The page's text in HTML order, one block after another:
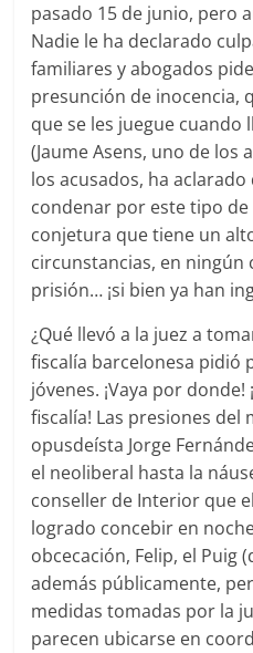
pasado 15 de junio, pero
Nadie le ha declarado
familiares y abogados
presunción de inocencia,
que se les juegue cuando
(Jaume Asens, uno de los
los acusados, ha aclarado
condenar por este tipo
conjetura que tiene un
circunstancias, en ningún
prisión… ¡si bien ya han
¿Qué llevó a la juez a
fiscalía barcelonesa pidió
jóvenes. ¡Vaya por donde!
fiscalía! Las presiones
opusdeísta Jorge
el neoliberal hasta la
conseller de Interior que
logrado concebir en
obcecación, Felip, el Puig
además públicamente,
medidas tomadas por la
parecen ubicarse en